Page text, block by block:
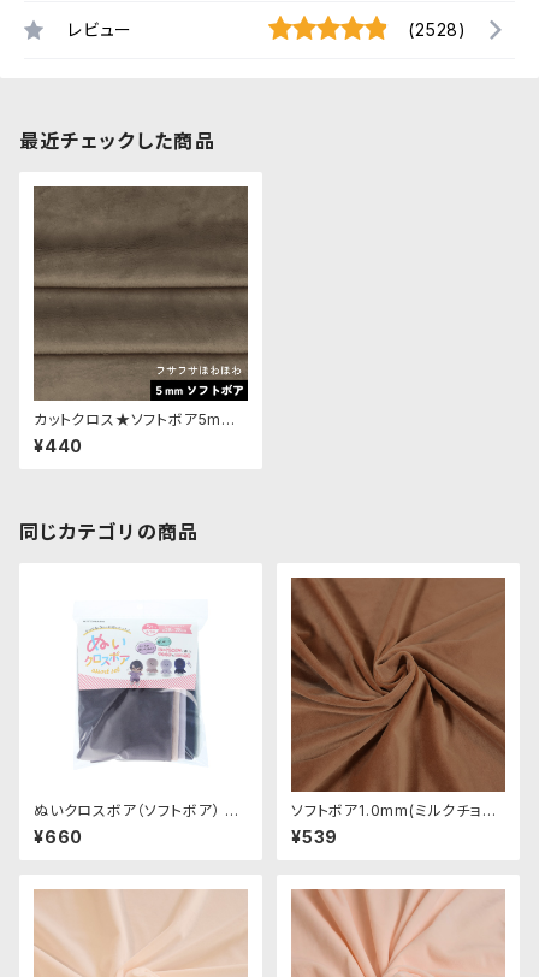
レビュー (2528)
最近チェックした商品
カットクロス★ソフトボア5mm
(グレージュ)LB024 ボア生地 5
0cm × 45cm
¥440
同じカテゴリの商品
ぬいクロスボア（ソフトボア） ア
ソートセット（ニュアンスカラー）
｜清原株式会社
¥660
ソフトボア1.0mm(ミルクチョコ)
SSB134 ぬいぐるみ用短毛ボア
生地 20cm
¥539